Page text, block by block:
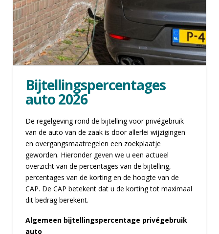
Bijtellingspercentages
auto 2026
De regelgeving rond de bijtelling voor privégebruik
van de auto van de zaak is door allerlei wijzigingen
en overgangsmaatregelen een zoekplaatje
geworden. Hieronder geven we u een actueel
overzicht van de percentages van de bijtelling,
percentages van de korting en de hoogte van de
CAP. De CAP betekent dat u de korting tot maximaal
dit bedrag berekent.
Algemeen bijtellingspercentage privégebruik
auto